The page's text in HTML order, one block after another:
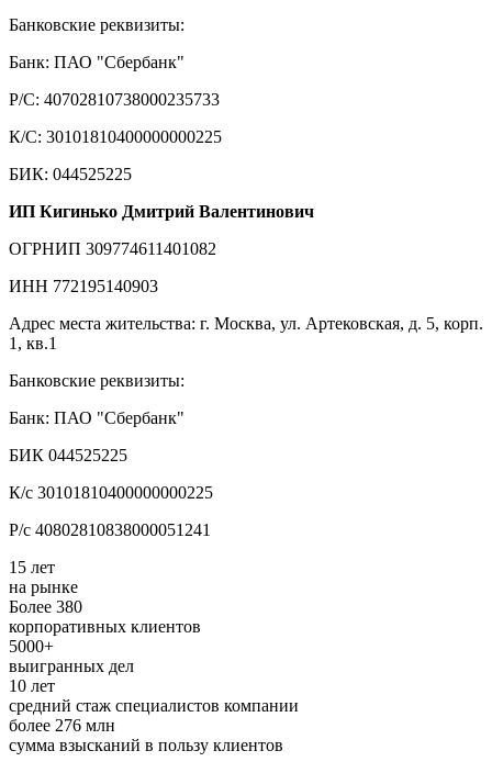
Банковские реквизиты:
Банк: ПАО "Сбербанк"
Р/С: 40702810738000235733
К/С: 30101810400000000225
БИК: 044525225
ИП Кигинько Дмитрий Валентинович
ОГРНИП 309774611401082
ИНН 772195140903
Адрес места жительства: г. Москва, ул. Артековская, д. 5, корп.
1, кв.1
Банковские реквизиты:
Банк: ПАО "Сбербанк"
БИК 044525225
К/с 30101810400000000225
Р/с 40802810838000051241
15 лет
на рынке
Более 380
корпоративных клиентов
5000+
выигранных дел
10 лет
средний стаж специалистов компании
более 276 млн
сумма взысканий в пользу клиентов